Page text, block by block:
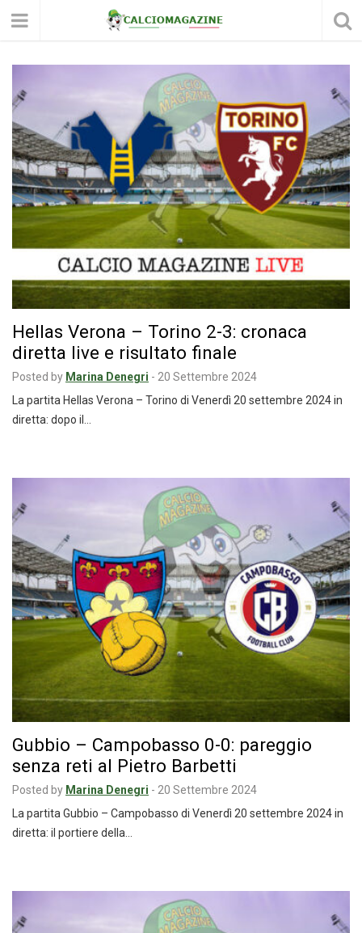
Hellas Verona – Torino 2-3: cronaca
diretta live e risultato finale
Posted by Marina Denegri - 20 Settembre 2024
La partita Hellas Verona – Torino di Venerdì 20 settembre 2024 in
diretta: dopo il…
Gubbio – Campobasso 0-0: pareggio
senza reti al Pietro Barbetti
Posted by Marina Denegri - 20 Settembre 2024
La partita Gubbio – Campobasso di Venerdì 20 settembre 2024 in
diretta: il portiere della…